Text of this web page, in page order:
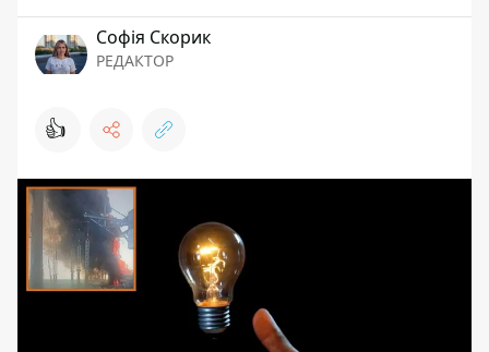
Софія Скорик
РЕДАКТОР
👍